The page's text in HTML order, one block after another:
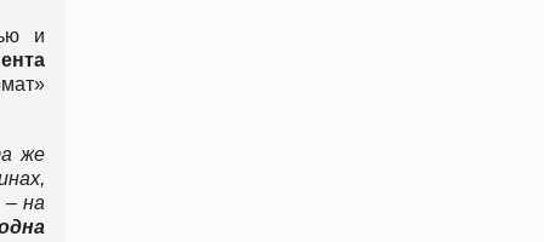
и
же
– на